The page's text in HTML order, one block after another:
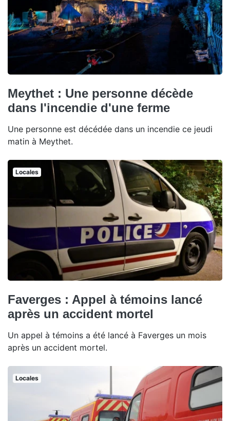
Meythet : Une personne décède
dans l'incendie d'une ferme
Une personne est décédée dans un incendie ce jeudi
matin à Meythet.
Locales
Faverges : Appel à témoins lancé
après un accident mortel
Un appel à témoins a été lancé à Faverges un mois
après un accident mortel.
Locales